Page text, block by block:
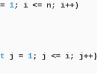
1; i <= n; i++)
j = 1; j <= i; j++)